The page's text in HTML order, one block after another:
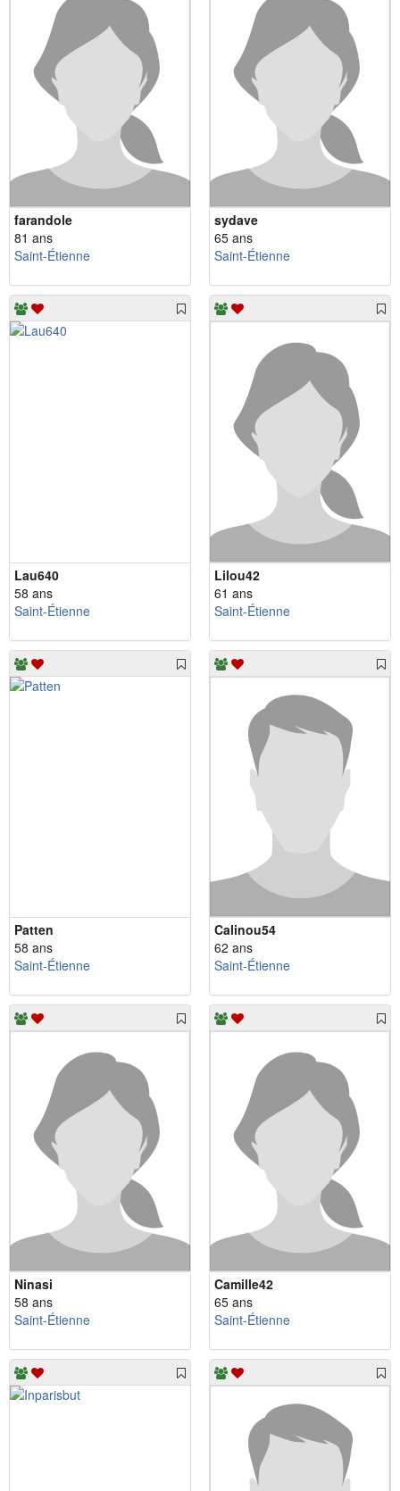
farandole
81 ans
Saint-Étienne
sydave
65 ans
Saint-Étienne
Lau640
58 ans
Saint-Étienne
Lilou42
61 ans
Saint-Étienne
Patten
58 ans
Saint-Étienne
Calinou54
62 ans
Saint-Étienne
Ninasi
58 ans
Saint-Étienne
Camille42
65 ans
Saint-Étienne